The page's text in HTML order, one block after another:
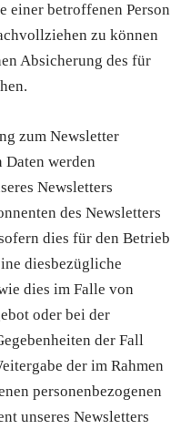
einer betroffenen Person
zu können
Absicherung des für
zum Newsletter
Daten werden
Newsletters
des Newsletters
dies für den Betrieb
diesbezügliche
dies im Falle von
oder bei der
der Fall
der im Rahmen
personenbezogenen
unseres Newsletters